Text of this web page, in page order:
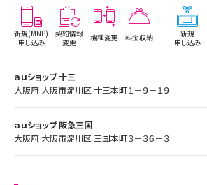
新規(MNP)
申し込み
契約情報
変更
機種変更 料金収納
新規
申し込み
ａｕショップ 十三
大阪府 大阪市淀川区 十三本町１－９－１９
ａｕショップ 阪急三国
大阪府 大阪市淀川区 三国本町３－３６－３